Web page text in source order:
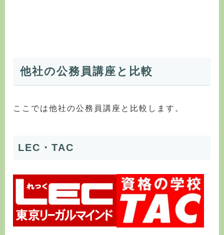
他社の公務員講座と比較
ここでは他社の公務員講座と比較します。
LEC・TAC